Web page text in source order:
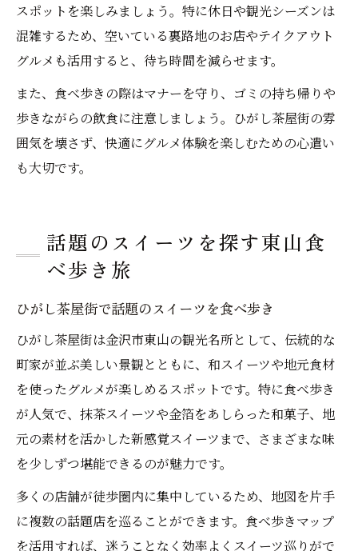
スポットを楽しみましょう。特に休日や観光シーズンは
混雑するため、空いている裏路地のお店やテイクアウト
グルメも活用すると、待ち時間を減らせます。
また、食べ歩きの際はマナーを守り、ゴミの持ち帰りや
歩きながらの飲食に注意しましょう。ひがし茶屋街の雰
囲気を壊さず、快適にグルメ体験を楽しむための心遣い
も大切です。
話題のスイーツを探す東山食
べ歩き旅
ひがし茶屋街で話題のスイーツを食べ歩き
ひがし茶屋街は金沢市東山の観光名所として、伝統的な
町家が並ぶ美しい景観とともに、和スイーツや地元食材
を使ったグルメが楽しめるスポットです。特に食べ歩き
が人気で、抹茶スイーツや金箔をあしらった和菓子、地
元の素材を活かした新感覚スイーツまで、さまざまな味
を少しずつ堪能できるのが魅力です。
多くの店舗が徒歩圏内に集中しているため、地図を片手
に複数の話題店を巡ることができます。食べ歩きマップ
を活用すれば、迷うことなく効率よくスイーツ巡りがで